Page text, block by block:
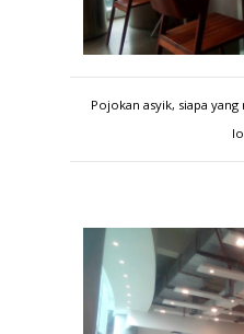
Pojokan asyik, siapa